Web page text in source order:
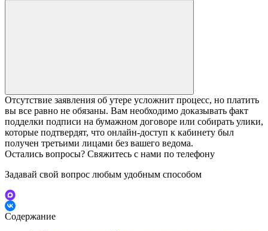
Отсутствие заявления об утере усложнит процесс, но платить
вы все равно не обязаны. Вам необходимо доказывать факт
подделки подписи на бумажном договоре или собирать улики,
которые подтвердят, что онлайн-доступ к кабинету был
получен третьими лицами без вашего ведома.
Остались вопросы? Свяжитесь с нами по телефону
Задавай свой вопрос любым удобным способом
Содержание